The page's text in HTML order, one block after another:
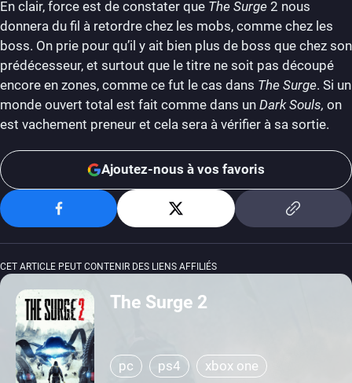
En clair, force est de constater que The Surge 2 nous
donnera du fil à retordre chez les mobs, comme chez les
boss. On prie pour qu’il y ait bien plus de boss que chez son
prédécesseur, et surtout que le titre ne soit pas découpé
encore en zones, comme ce fut le cas dans The Surge. Si un
monde ouvert total est fait comme dans un Dark Souls, on
est vachement preneur et cela sera à vérifier à sa sortie.
Ajoutez-nous à vos favoris
CET ARTICLE PEUT CONTENIR DES LIENS AFFILIÉS
The Surge 2
pc ps4 xbox one